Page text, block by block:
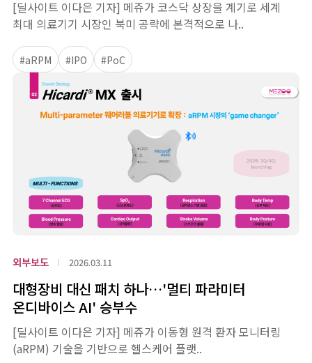
[딜사이트 이다은 기자] 메쥬가 코스닥 상장을 계기로 세계
최대 의료기기 시장인 북미 공략에 본격적으로 나..
#aRPM #IPO #PoC
외부보도 2026.03.11
대형장비 대신 패치 하나…'멀티 파라미터
온디바이스 AI' 승부수
[딜사이트 이다은 기자] 메쥬가 이동형 원격 환자 모니터링
(aRPM) 기술을 기반으로 헬스케어 플랫..